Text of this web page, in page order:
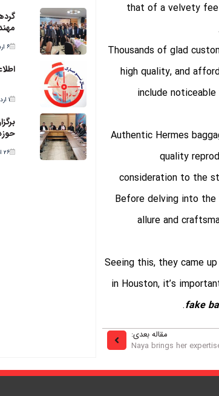
that of a velvety
Thousands of glad
high quality, and
include
Authentic Hermes
quality
consideration to the
Before delving into
allure and
Seeing this, they came
in Houston, it’s
fake
مقاله بعدی:
۶ اردیبهشت ۱۴۰۴
۱ اردیبهشت ۱۴۰۴
۲۶ اسفند ۱۴۰۳